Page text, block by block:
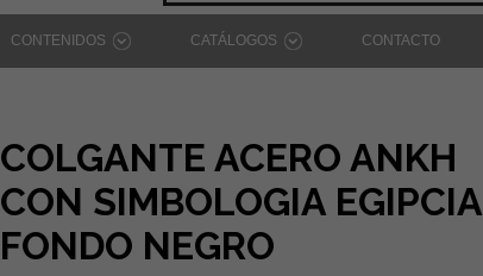
CONTENIDOS CATÁLOGOS CONTACTO
COLGANTE ACERO ANKH
CON SIMBOLOGIA EGIPCIA
FONDO NEGRO